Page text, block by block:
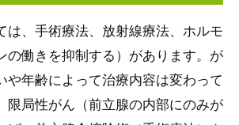
は、手術療法、放射線療法、ホルモ
の働きを抑制する）があります。が
や年齢によって治療内容は変わって
限局性がん（前立腺の内部にのみが